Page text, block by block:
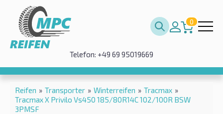
0
Telefon: +49 69 95019669
Reifen » Transporter » Winterreifen » Tracmax »
Tracmax X Privilo Vs450 185/80R14C 102/100R BSW
3PMSF